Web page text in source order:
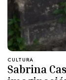
CULTURA
Sabrina